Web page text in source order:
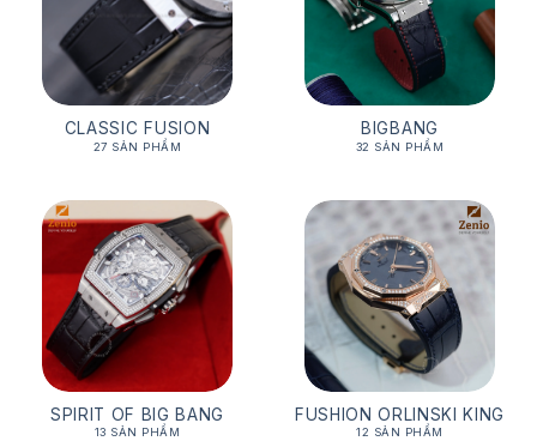
CLASSIC FUSION
27 SẢN PHẨM
BIGBANG
32 SẢN PHẨM
SPIRIT OF BIG BANG
13 SẢN PHẨM
FUSHION ORLINSKI KING
12 SẢN PHẨM